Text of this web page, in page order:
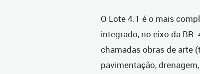
O Lote 4.1 é o mais
integrado, no eixo da BR
chamadas obras de arte
pavimentação,